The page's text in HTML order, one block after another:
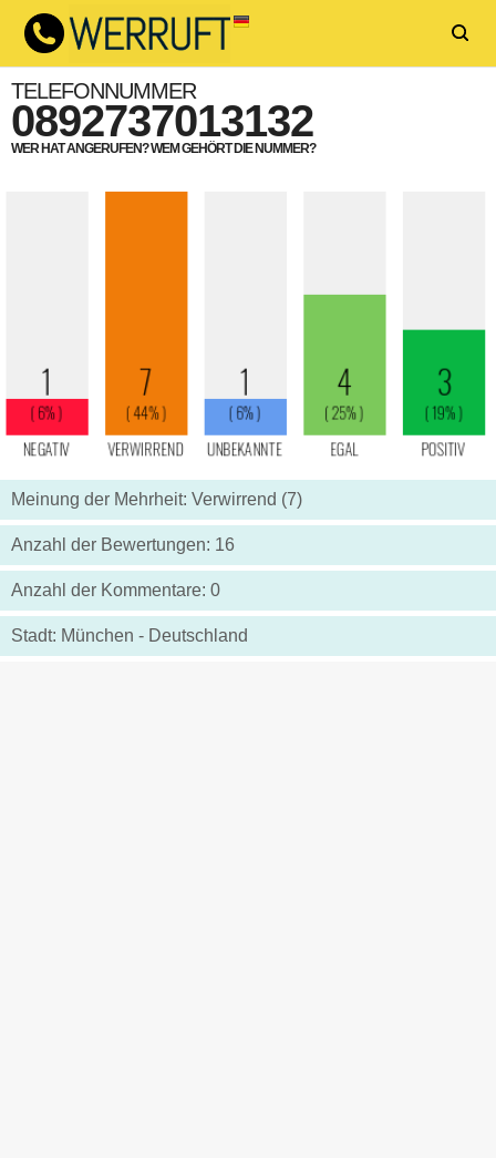
TELEFONNUMMER
0892737013132
WER HAT ANGERUFEN? WEM GEHÖRT DIE NUMMER?
Meinung der Mehrheit: Verwirrend (7)
Anzahl der Bewertungen: 16
Anzahl der Kommentare: 0
Stadt: München - Deutschland